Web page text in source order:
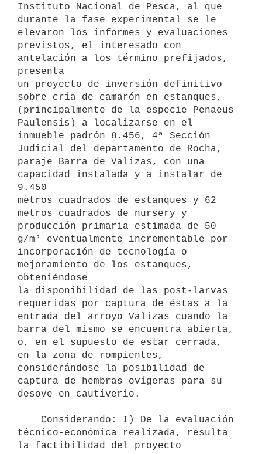
Instituto Nacional de Pesca, al que
durante la fase experimental se le
elevaron los informes y evaluaciones
previstos, el interesado con
antelación a los término prefijados,
presenta
un proyecto de inversión definitivo
sobre cría de camarón en estanques,
(principalmente de la especie Penaeus
Paulensis) a localizarse en el
inmueble padrón 8.456, 4ª Sección
Judicial del departamento de Rocha,
paraje Barra de Valizas, con una
capacidad instalada y a instalar de
9.450
metros cuadrados de estanques y 62
metros cuadrados de nursery y
producción primaria estimada de 50
g/m² eventualmente incrementable por
incorporación de tecnología o
mejoramiento de los estanques,
obteniéndose
la disponibilidad de las post-larvas
requeridas por captura de éstas a la
entrada del arroyo Valizas cuando la
barra del mismo se encuentra abierta,
o, en el supuesto de estar cerrada,
en la zona de rompientes,
considerándose la posibilidad de
captura de hembras ovígeras para su
desove en cautiverio.
técnico-económica realizada, resulta
la factibilidad del proyecto